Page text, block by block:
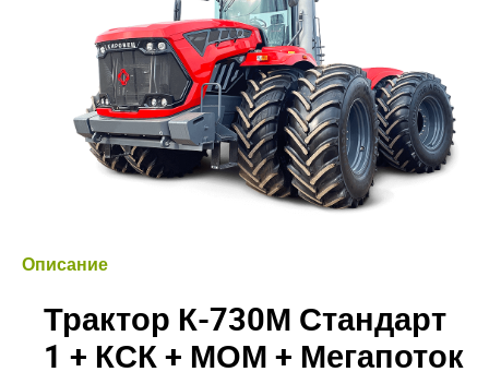
Описание
Трактор К-730М Стандарт
1 + КСК + МОМ + Мегапоток